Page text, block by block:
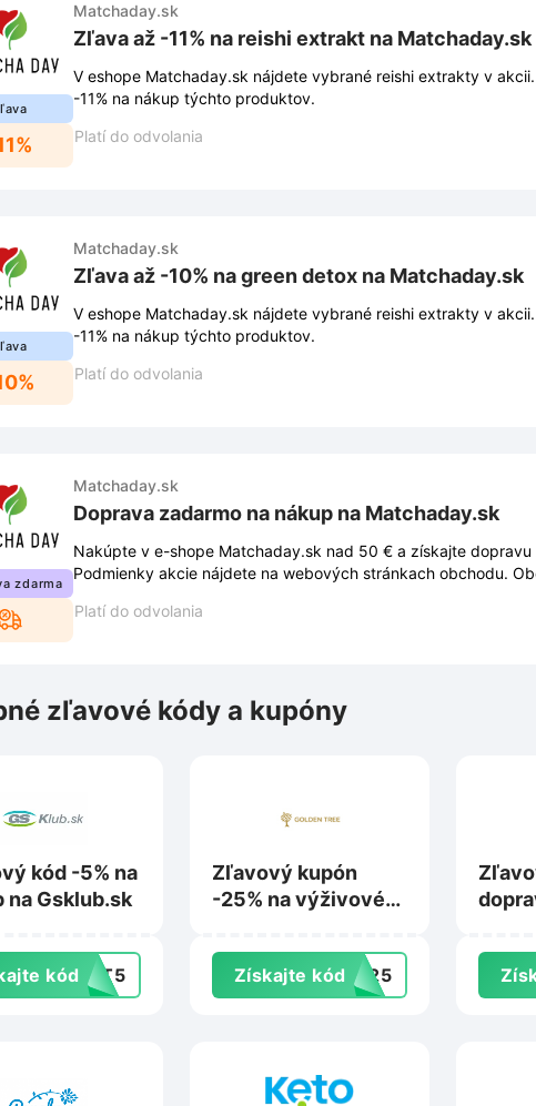
Matchaday.sk
Zľava až -11% na reishi extrakt na Matchaday.sk
V eshope Matchaday.sk nájdete vybrané reishi extrakty v
-11% na nákup týchto produktov.
Platí do odvolania
Matchaday.sk
Zľava až -10% na green detox na Matchaday.sk
V eshope Matchaday.sk nájdete vybrané reishi extrakty v
-11% na nákup týchto produktov.
Platí do odvolania
zdarma
Matchaday.sk
Doprava zadarmo na nákup na Matchaday.sk
Nakúpte v e-shope Matchaday.sk nad 50 € a získajte dopravu
Podmienky akcie nájdete na webových stránkach obchodu.
Platí do odvolania
zľavové kódy a kupóny
kód -5% na
na Gsklub.sk
kódUST5
Zľavový kupón
-25% na výživové
Gogoldentree.sk
Získajte kódGT25